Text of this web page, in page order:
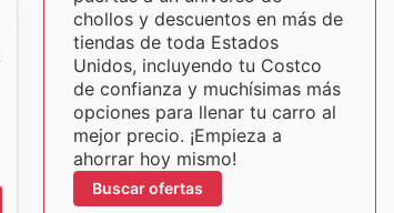
chollos y descuentos en más de
tiendas de toda Estados
Unidos, incluyendo tu Costco
de confianza y muchísimas más
opciones para llenar tu carro al
mejor precio. ¡Empieza a
ahorrar hoy mismo!
Buscar ofertas